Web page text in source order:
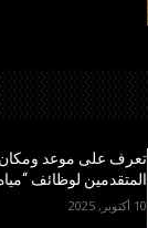
تعرف على موعد
المتقدمين لوظائف “مياه
10 أكتوبر, 2025